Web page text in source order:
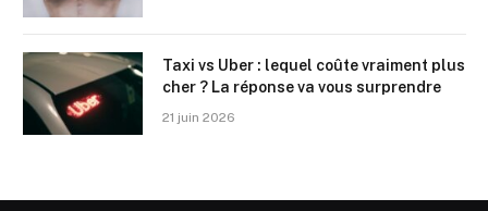
Taxi vs Uber : lequel coûte vraiment plus
cher ? La réponse va vous surprendre
21 juin 2026